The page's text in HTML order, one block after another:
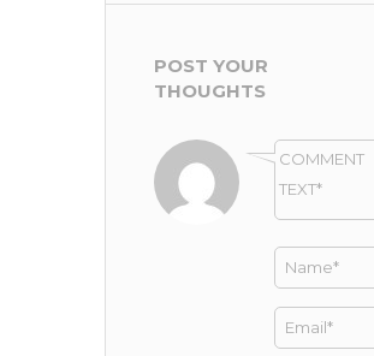
POST YOUR
THOUGHTS